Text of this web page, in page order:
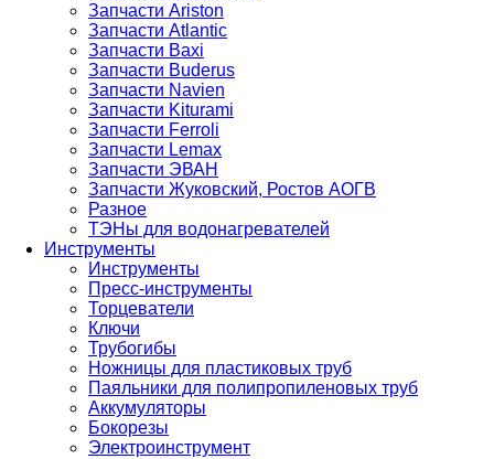
Запчасти Ariston
Запчасти Atlantic
Запчасти Baxi
Запчасти Buderus
Запчасти Navien
Запчасти Kiturami
Запчасти Ferroli
Запчасти Lemax
Запчасти ЭВАН
Запчасти Жуковский, Ростов АОГВ
Разное
ТЭНы для водонагревателей
Инструменты
Инструменты
Пресс-инструменты
Торцеватели
Ключи
Трубогибы
Ножницы для пластиковых труб
Паяльники для полипропиленовых труб
Аккумуляторы
Бокорезы
Электроинструмент